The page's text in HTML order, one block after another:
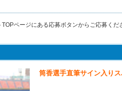
ページにある応募ボタンからご応募くだ
筒香選手直筆サイン入り